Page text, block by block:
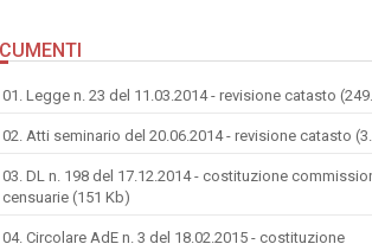
01. Legge n. 23 del 11.03.2014 - revisione catasto
02. Atti seminario del 20.06.2014 - revisione catasto
03. DL n. 198 del 17.12.2014 - costituzione
censuarie (151 Kb)
04. Circolare AdE n. 3 del 18.02.2015 - costituzione